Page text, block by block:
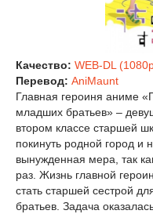
Качество: WEB-DL
Перевод: AniMaunt
Главная героиня аниме
младших братьев» –
втором классе старшей
покинуть родной город и
вынужденная мера, так
раз. Жизнь главной
стать старшей сестрой
братьев. Задача